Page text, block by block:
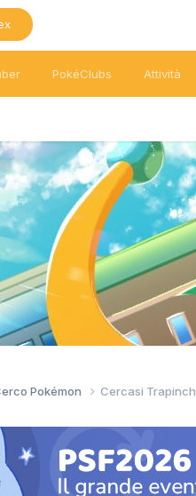
PokéClubs Attività
Pokémon Cercasi Trapinch